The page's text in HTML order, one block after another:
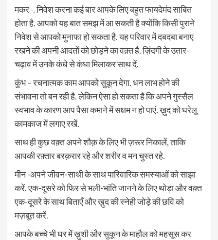
मकर -. निवेश करना कई बार आपके लिए बहुत फायदेमंद साबित
होता है. आपको यह बात समझ में आ सकती है क्योंकि किसी पुराने
निवेश से आपको मुनाफा हो सकता है. यह परिवार में दबदबा बनाए
रखने की अपनी आदतों को छोड़ने का वक़्त है. ज़िंदगी के उतार-
चढ़ाव में उनके कंधे से कंधा मिलाकर साथ दें.
कुंभ – रचनात्मक काम आपको सुक़ून देगा. धन लाभ होने की
संभावना तो बन रही है. लेकिन ऐसा हो सकता है कि अपने गुस्सैल
स्वभाव के कारण आप पैसा कमाने में सक्षम न हो पाएं. ख़ुद को घरेलू
कामकाज में लगाए रखें.
साथ ही कुछ वक़्त अपने शौक़ के लिए भी ज़रूर निकालें, ताकि
आपकी रफ़्तार बरक़रार रहे और शरीर व मन चुस्त रहे.
मीन -अपने जीवन-साथी के साथ पारिवारिक समस्याओं को साझा
करें. एक-दूसरे को फिर से भली-भांति जानने के लिए थोड़ा और वक़्त
एक-दूसरे के साथ बिताएँ और ख़ुद की स्नेही जोड़े की छवि को
मज़बूत करें.
आपके बच्चे भी घर में ख़ुशी और सुकून के माहौल को महसूस कर